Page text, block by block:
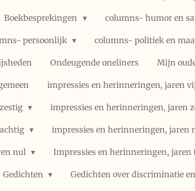
Boekbesprekingen columns- humor en
persoonlijk columns- politiek en
Ondeugende oneliners Mijn
impressies en herinneringen, jaren
impressies en herinneringen, jaren
impressies en herinneringen, jaren
nul Impressies en herinneringen, jaren
Gedichten Gedichten over discriminatie